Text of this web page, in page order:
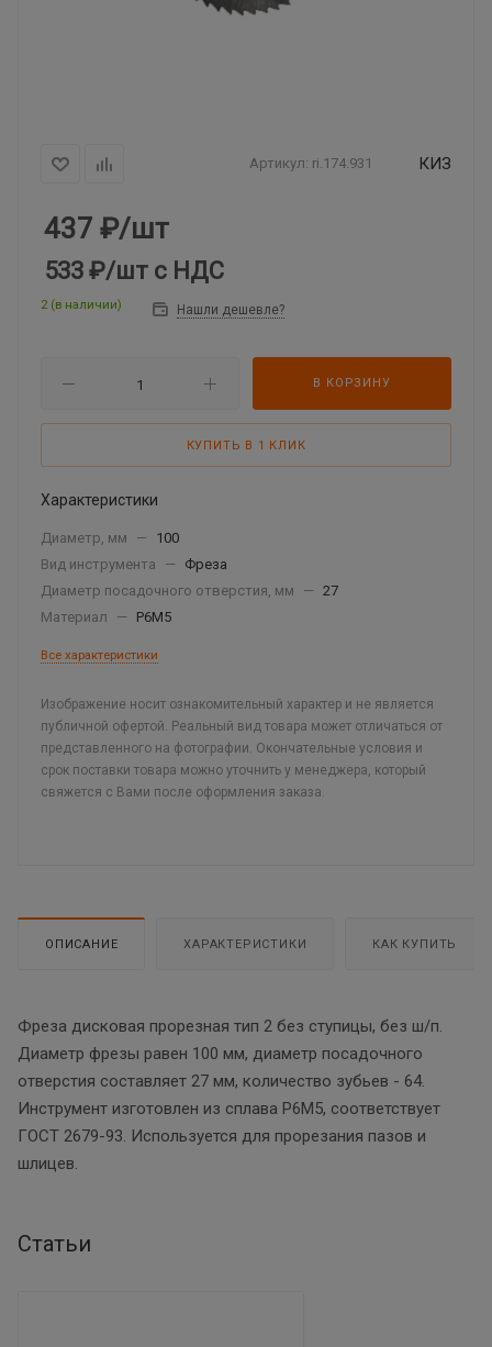
Артикул: ri.174.931 КИЗ
437 ₽/шт
533 ₽/шт с НДС
2 (в наличии) Нашли дешевле?
В КОРЗИНУ
КУПИТЬ В 1 КЛИК
Характеристики
Диаметр, мм —
100
Вид инструмента
—
Фреза
Диаметр посадочного отверстия, мм
— 27
Материал
— Р6М5
Все характеристики
Изображение носит ознакомительный характер и не является
публичной офертой. Реальный вид товара может отличаться от
представленного на фотографии. Окончательные условия и
срок поставки товара можно уточнить у менеджера, который
свяжется с Вами после оформления заказа.
ОПИСАНИЕ ХАРАКТЕРИСТИКИ КАК КУПИТЬ
Фреза дисковая прорезная тип 2 без ступицы, без ш/п.
Диаметр фрезы равен 100 мм, диаметр посадочного
отверстия составляет 27 мм, количество зубьев - 64.
Инструмент изготовлен из сплава Р6М5, соответствует
ГОСТ 2679-93. Используется для прорезания пазов и
шлицев.
Статьи